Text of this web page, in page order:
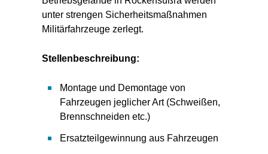
unter strengen Sicherheitsmaßnahmen
Militärfahrzeuge zerlegt.
Stellenbeschreibung:
Montage und Demontage von
Fahrzeugen jeglicher Art (Schweißen,
Brennschneiden etc.)
Ersatzteilgewinnung aus Fahrzeugen